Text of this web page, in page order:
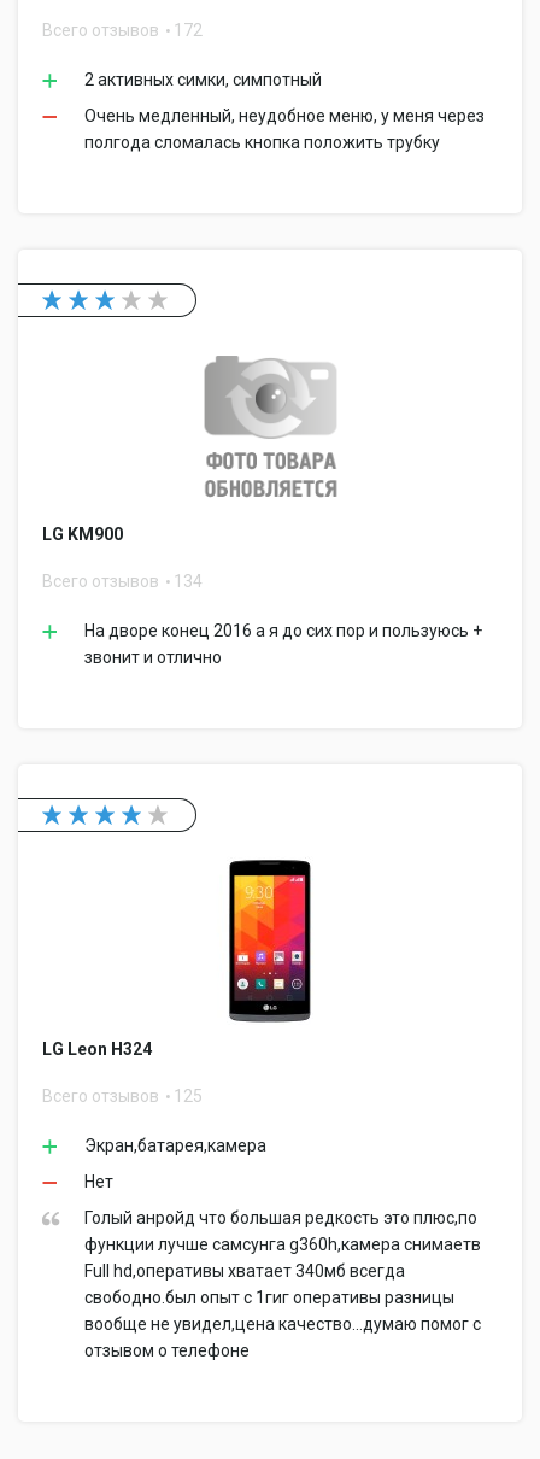
Всего отзывов 172
2 активных симки, симпотный
Очень медленный, неудобное меню, у меня через
полгода сломалась кнопка положить трубку
LG KM900
Всего отзывов 134
На дворе конец 2016 а я до сих пор и пользуюсь +
звонит и отлично
LG Leon H324
Всего отзывов 125
Экран,батарея,камера
Нет
Голый анройд что большая редкость это плюс,по
функции лучше самсунга g360h,камера снимаетв
Full hd,оперативы хватает 340мб всегда
свободно.был опыт с 1гиг оперативы разницы
вообще не увидел,цена качество...думаю помог с
отзывом о телефоне